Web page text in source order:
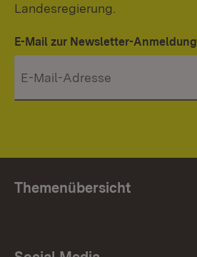
Landesregierung.
E-Mail zur Newsletter-Anmeldung
Themenübersicht